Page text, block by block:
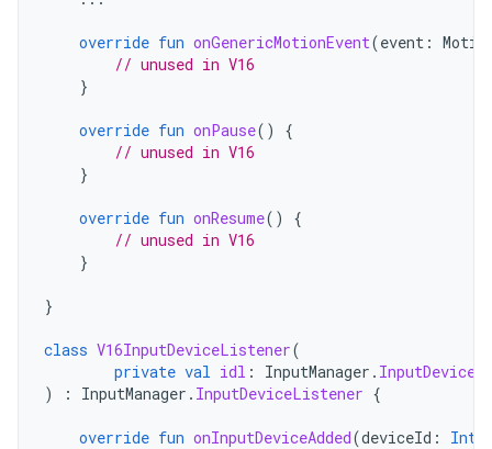
override fun onGenericMotionEvent(event :
// unused in V16
}
override fun onPause()
{
// unused in V16
}
override fun onResume()
{
// unused in V16
}
}
class V16InputDeviceListener(
private val idl : InputManager .
)
: InputManager . InputDeviceListener {
override fun onInputDeviceAdded(deviceId : Int